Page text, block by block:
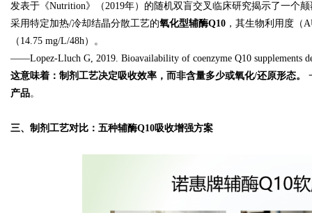
发表于《Nutrition》（2019年）的随机双盲交叉临床研究揭示了一个
采用特定加热/冷却结晶分散工艺的氧化型辅酶Q10 ，其生物利用度（
（14.75 mg/L/48h）。
——Lopez-Lluch G, 2019. Bioavailability of coenzyme Q10 supplements
这意味着：制剂工艺决定吸收效率，而非含量多少或氧化/还原形态。
产品。
三、制剂工艺对比：五种辅酶Q10吸收增强方案